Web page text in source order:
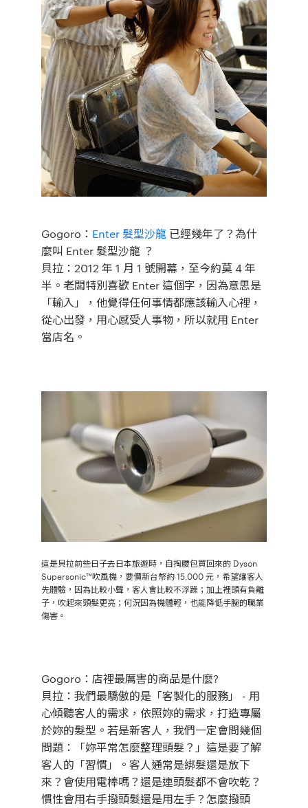
Gogoro： Enter 髮型沙龍 已經幾年了？為什
麼叫 Enter 髮型沙龍 ？
貝拉： 2012 年 1 月 1 號開幕，至今約莫 4 年
半。老闆特別喜歡 Enter 這個字，因為意思是
「輸入」，他覺得任何事情都應該輸入心裡，
從心出發，用心感受人事物，所以就用 Enter
當店名。
這是貝拉前些日子去日本旅遊時，自掏腰包買回來的 Dyson
Supersonic™吹風機，要價新台幣約 15,000 元，希望讓客人
先體驗，因為比較小聲，客人會比較不浮躁；加上裡頭有負離
子，吹起來頭髮更亮；何況因為機體輕，也能降低手腕的職業
傷害。
Gogoro： 店裡最厲害的商品是什麼?
貝拉： 我們最驕傲的是「客製化的服務」 - 用
心傾聽客人的需求，依照妳的需求，打造專屬
於妳的髮型。若是新客人，我們一定會問幾個
問題：
「妳平常怎麼整理頭髮？」這是要了解
客人的「習慣」。客人通常是綁髮還是放下
來？會使用電棒嗎？還是連頭髮都不會吹乾？
慣性會用右手撥頭髮還是用左手？怎麼撥頭